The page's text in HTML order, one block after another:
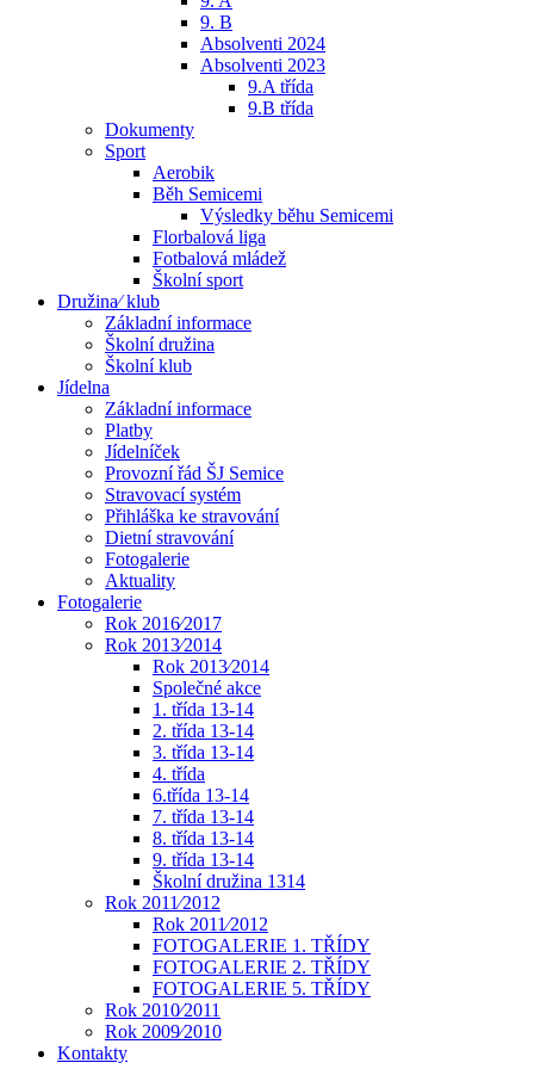
9. B
Absolventi 2024
Absolventi 2023
9.A třída
9.B třída
Dokumenty
Sport
Aerobik
Běh Semicemi
Výsledky běhu Semicemi
Florbalová liga
Fotbalová mládež
Školní sport
Družina⁄ klub
Základní informace
Školní družina
Školní klub
Jídelna
Základní informace
Platby
Jídelníček
Provozní řád ŠJ Semice
Stravovací systém
Přihláška ke stravování
Dietní stravování
Fotogalerie
Aktuality
Fotogalerie
Rok 2016⁄2017
Rok 2013⁄2014
Rok 2013⁄2014
Společné akce
1. třída 13-14
2. třída 13-14
3. třída 13-14
4. třída
6.třída 13-14
7. třída 13-14
8. třída 13-14
9. třída 13-14
Školní družina 1314
Rok 2011⁄2012
Rok 2011⁄2012
FOTOGALERIE 1. TŘÍDY
FOTOGALERIE 2. TŘÍDY
FOTOGALERIE 5. TŘÍDY
Rok 2010⁄2011
Rok 2009⁄2010
Kontakty